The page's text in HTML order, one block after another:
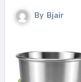
By Bjair